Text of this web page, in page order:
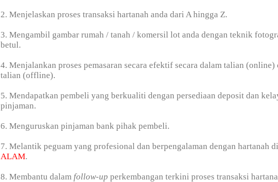
2. Menjelaskan proses transaksi hartanah anda dari A hingga Z.
3. Mengambil gambar rumah / tanah / komersil lot anda dengan teknik
betul.
4. Menjalankan proses pemasaran secara efektif secara dalam talian (online)
talian (offline).
5. Mendapatkan pembeli yang berkualiti dengan persediaan deposit dan
pinjaman.
6. Menguruskan pinjaman bank pihak pembeli.
7. Melantik peguam yang profesional dan berpengalaman dengan hartanah
ALAM.
8. Membantu dalam follow-up perkembangan terkini proses transaksi